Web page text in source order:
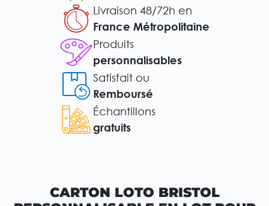
Livraison 48/72h en
France Métropolitaine
Produits
personnalisables
Satisfait ou
Remboursé
Échantillons
gratuits
CARTON LOTO BRISTOL